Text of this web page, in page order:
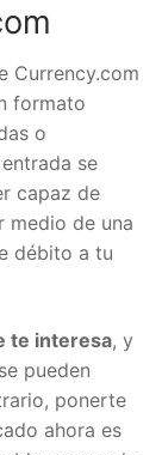
Currency.com
formato
o
se
capaz de
medio de una
débito a tu
te interesa, y
pueden
ponerte
ahora es